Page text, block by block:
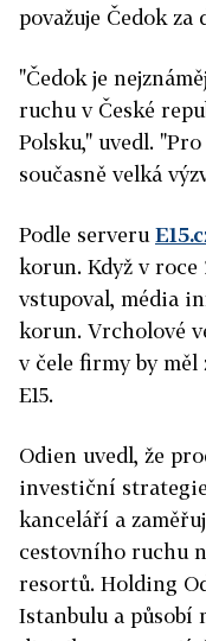
považuje Čedok
"Čedok je
ruchu v České
Polsku," uvedl.
současně velká
Podle serveru
korun. Když v roce
vstupoval, média
korun. Vrcholové
v čele firmy by měl
E15.
Odien uvedl, že
investiční
kanceláří a
cestovního ruchu
resortů. Holding
Istanbulu a